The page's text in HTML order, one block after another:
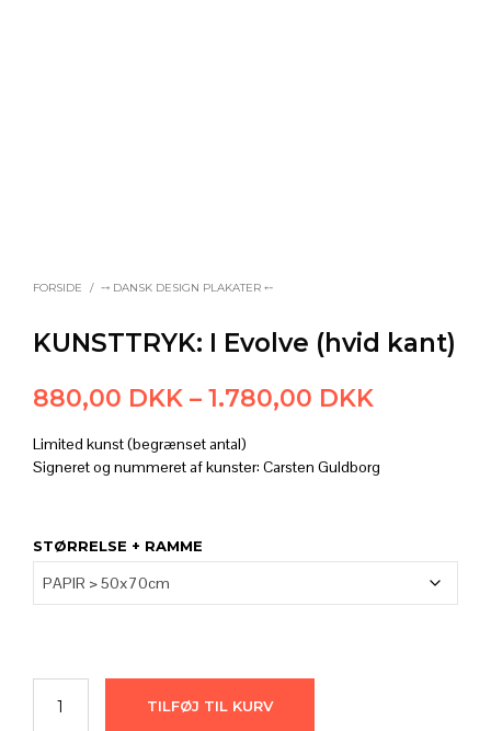
FORSIDE / ⤍ DANSK DESIGN PLAKATER ⤌
KUNSTTRYK: I Evolve (hvid kant)
880,00 DKK – 1.780,00 DKK
til
Limited kunst (begrænset antal)
Signeret og nummeret af kunster: Carsten Guldborg
STØRRELSE + RAMME
TILFØJ TIL KURV